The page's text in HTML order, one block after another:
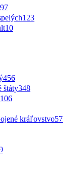
123
10
456
štáty348
106
kráľovstvo57